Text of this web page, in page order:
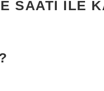
SAATI ILE